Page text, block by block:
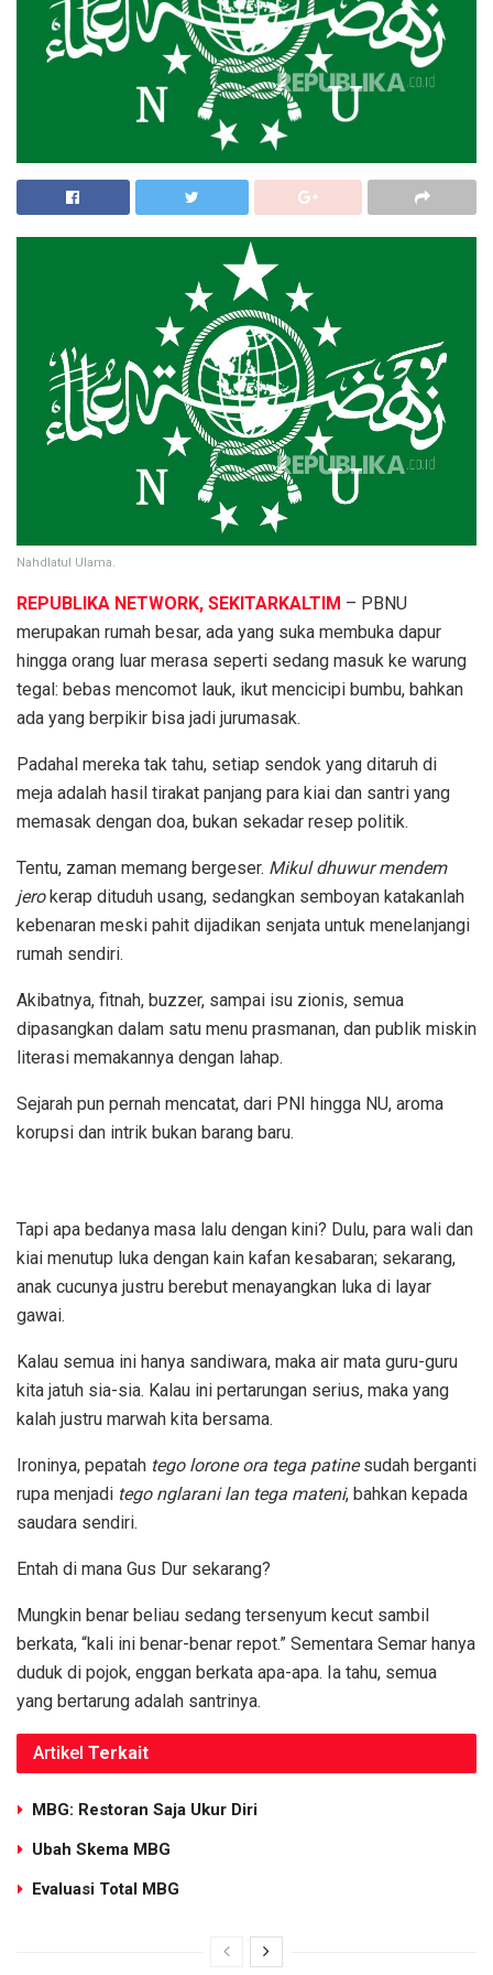
Nahdlatul Ulama.
REPUBLIKA NETWORK, SEKITARKALTIM – PBNU
merupakan rumah besar, ada yang suka membuka dapur
hingga orang luar merasa seperti sedang masuk ke warung
tegal: bebas mencomot lauk, ikut mencicipi bumbu, bahkan
ada yang berpikir bisa jadi jurumasak.
Padahal mereka tak tahu, setiap sendok yang ditaruh di
meja adalah hasil tirakat panjang para kiai dan santri yang
memasak dengan doa, bukan sekadar resep politik.
Tentu, zaman memang bergeser. Mikul dhuwur mendem
jerokerap dituduh usang, sedangkan semboyan katakanlah
kebenaran meski pahit dijadikan senjata untuk menelanjangi
rumah sendiri.
Akibatnya, fitnah, buzzer, sampai isu zionis, semua
dipasangkan dalam satu menu prasmanan, dan publik miskin
literasi memakannya dengan lahap.
Sejarah pun pernah mencatat, dari PNI hingga NU, aroma
korupsi dan intrik bukan barang baru.
Tapi apa bedanya masa lalu dengan kini? Dulu, para wali dan
kiai menutup luka dengan kain kafan kesabaran; sekarang,
anak cucunya justru berebut menayangkan luka di layar
gawai.
Kalau semua ini hanya sandiwara, maka air mata guru-guru
kita jatuh sia-sia. Kalau ini pertarungan serius, maka yang
kalah justru marwah kita bersama.
Ironinya, pepatah tego lorone ora tega patinesudah berganti
rupa menjadi tego nglarani lan tega mateni, bahkan kepada
saudara sendiri.
Entah di mana Gus Dur sekarang?
Mungkin benar beliau sedang tersenyum kecut sambil
berkata, “kali ini benar-benar repot.” Sementara Semar hanya
duduk di pojok, enggan berkata apa-apa. Ia tahu, semua
yang bertarung adalah santrinya.
Artikel Terkait
MBG: Restoran Saja Ukur Diri
Ubah Skema MBG
Evaluasi Total MBG